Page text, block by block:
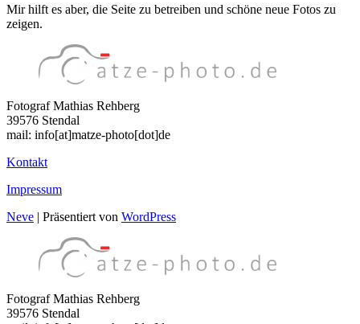
Mir hilft es aber, die Seite zu betreiben und schöne neue Fotos zu
zeigen.
Fotograf Mathias Rehberg
39576 Stendal
mail: info[at]matze-photo[dot]de
Kontakt
Impressum
Neve | Präsentiert von WordPress
Fotograf Mathias Rehberg
39576 Stendal